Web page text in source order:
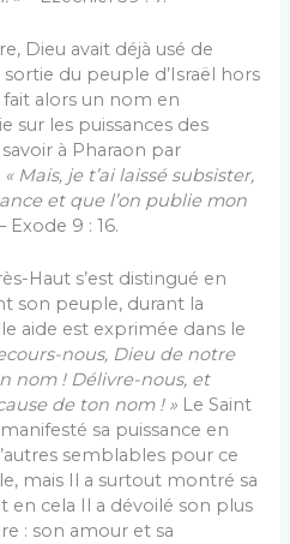
Dieu avait déjà usé de
du peuple d’Israël hors
fait alors un nom en
sur les puissances des
à Pharaon par
« Mais, je t’ai laissé subsister,
et que l’on publie mon
Exode 9 : 16.
Haut s’est distingué en
son peuple, durant la
aide est exprimée dans le
nous, Dieu de notre
nom ! Délivre-nous, et
de ton nom ! » Le Saint
sa puissance en
semblables pour ce
mais Il a surtout montré sa
en cela Il a dévoilé son plus
: son amour et sa